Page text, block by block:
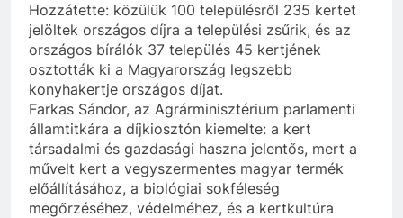
Hozzátette: közülük 100 településről 235 kertet
jelöltek országos díjra a települési zsűrik, és az
országos bírálók 37 település 45 kertjének
osztották ki a Magyarország legszebb
konyhakertje országos díjat.
Farkas Sándor, az Agrárminisztérium parlamenti
államtitkára a díjkiosztón kiemelte: a kert
társadalmi és gazdasági haszna jelentős, mert a
művelt kert a vegyszermentes magyar termék
előállításához, a biológiai sokféleség
megőrzéséhez, védelméhez, és a kertkultúra